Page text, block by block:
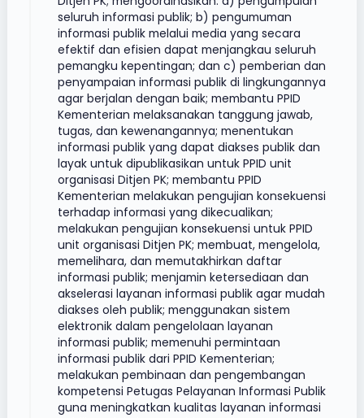
seluruh informasi publik; b) pengumuman
informasi publik melalui media yang secara
efektif dan efisien dapat menjangkau seluruh
pemangku kepentingan; dan c) pemberian dan
penyampaian informasi publik di lingkungannya
agar berjalan dengan baik; membantu PPID
Kementerian melaksanakan tanggung jawab,
tugas, dan kewenangannya; menentukan
informasi publik yang dapat diakses publik dan
layak untuk dipublikasikan untuk PPID unit
organisasi Ditjen PK; membantu PPID
Kementerian melakukan pengujian konsekuensi
terhadap informasi yang dikecualikan;
melakukan pengujian konsekuensi untuk PPID
unit organisasi Ditjen PK; membuat, mengelola,
memelihara, dan memutakhirkan daftar
informasi publik; menjamin ketersediaan dan
akselerasi layanan informasi publik agar mudah
diakses oleh publik; menggunakan sistem
elektronik dalam pengelolaan layanan
informasi publik; memenuhi permintaan
informasi publik dari PPID Kementerian;
melakukan pembinaan dan pengembangan
kompetensi Petugas Pelayanan Informasi Publik
guna meningkatkan kualitas layanan informasi